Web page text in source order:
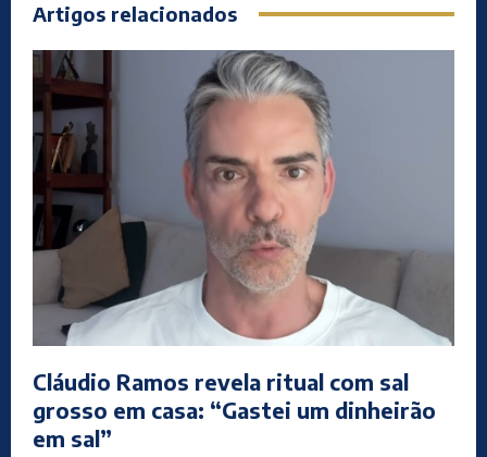
Artigos relacionados
Cláudio Ramos revela ritual com sal
grosso em casa: “Gastei um dinheirão
em sal”